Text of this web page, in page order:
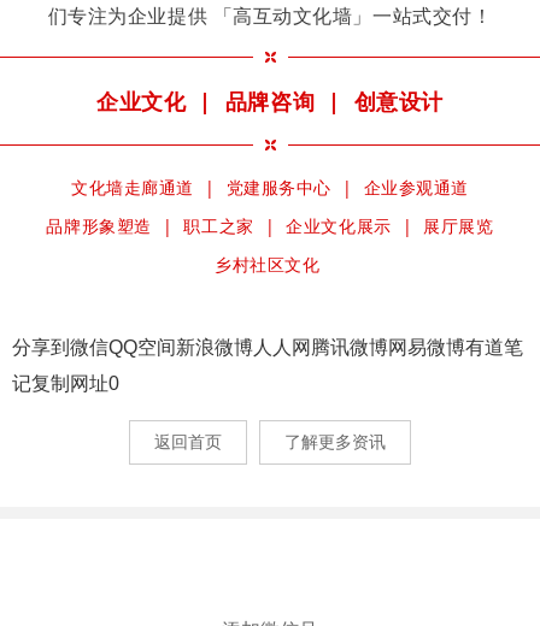
们专注为企业提供 「高互动文化墙」一站式交付！
企业文化 | 品牌咨询 | 创意设计
文化墙走廊通道 | 党建服务中心 | 企业参观通道
品牌形象塑造 | 职工之家 | 企业文化展示 | 展厅展览
乡村社区文化
分享到 微信QQ空间新浪微博 人人网 腾讯微博网易微博有道笔
记复制网址0
返回首页 了解更多资讯